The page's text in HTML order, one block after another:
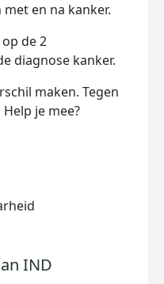
en na kanker.
de 2
diagnose kanker.
maken. Tegen
je mee?
IND